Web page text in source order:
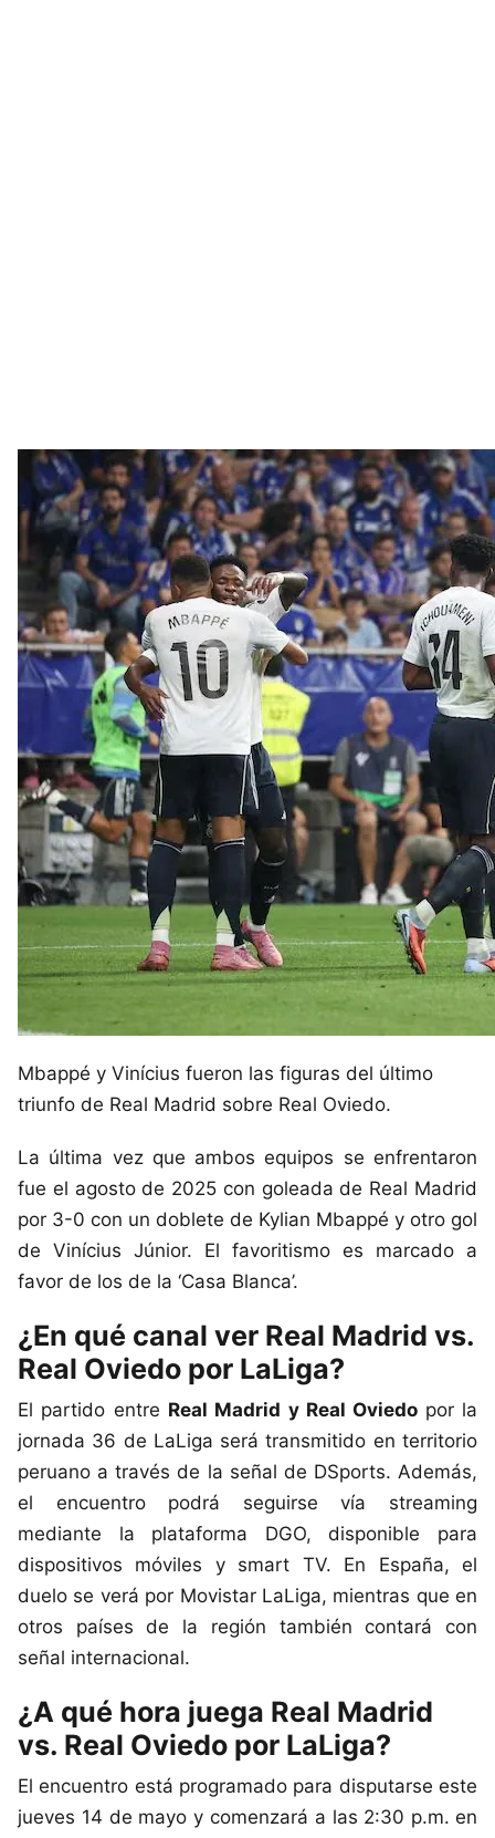
Mbappé y Vinícius fueron las figuras del último
triunfo de Real Madrid sobre Real Oviedo.
La última vez que ambos equipos se enfrentaron
fue el agosto de 2025 con goleada de Real Madrid
por 3-0 con un doblete de Kylian Mbappé y otro gol
de Vinícius Júnior. El favoritismo es marcado a
favor de los de la ‘Casa Blanca’.
¿En qué canal ver Real Madrid vs.
Real Oviedo por LaLiga?
El partido entre Real Madrid y Real Oviedo por la
jornada 36 de LaLiga será transmitido en territorio
peruano a través de la señal de DSports. Además,
el encuentro podrá seguirse vía streaming
mediante la plataforma DGO, disponible para
dispositivos móviles y smart TV. En España, el
duelo se verá por Movistar LaLiga, mientras que en
otros países de la región también contará con
señal internacional.
¿A qué hora juega Real Madrid
vs. Real Oviedo por LaLiga?
El encuentro está programado para disputarse este
jueves 14 de mayo y comenzará a las 2:30 p.m. en